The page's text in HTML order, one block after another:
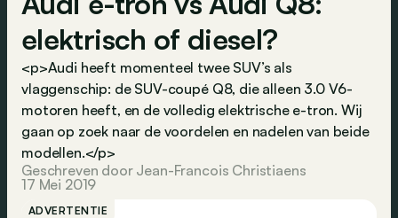
elektrisch of diesel?
<p>Audi heeft momenteel twee SUV’s als
vlaggenschip: de SUV-coupé Q8, die alleen 3.0 V6-
motoren heeft, en de volledig elektrische e-tron. Wij
gaan op zoek naar de voordelen en nadelen van beide
modellen.</p>
Geschreven door Jean-Francois Christiaens
17 Mei 2019
ADVERTENTIE